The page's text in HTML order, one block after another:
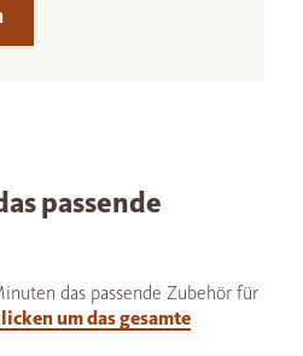
passende
das passende Zubehör für
um das gesamte